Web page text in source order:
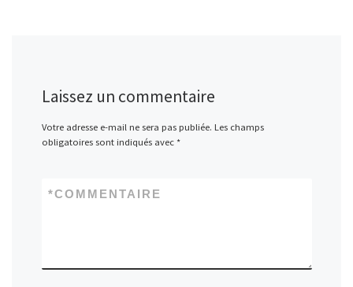
Laissez un commentaire
Votre adresse e-mail ne sera pas publiée. Les champs
obligatoires sont indiqués avec *
COMMENTAIRE
*